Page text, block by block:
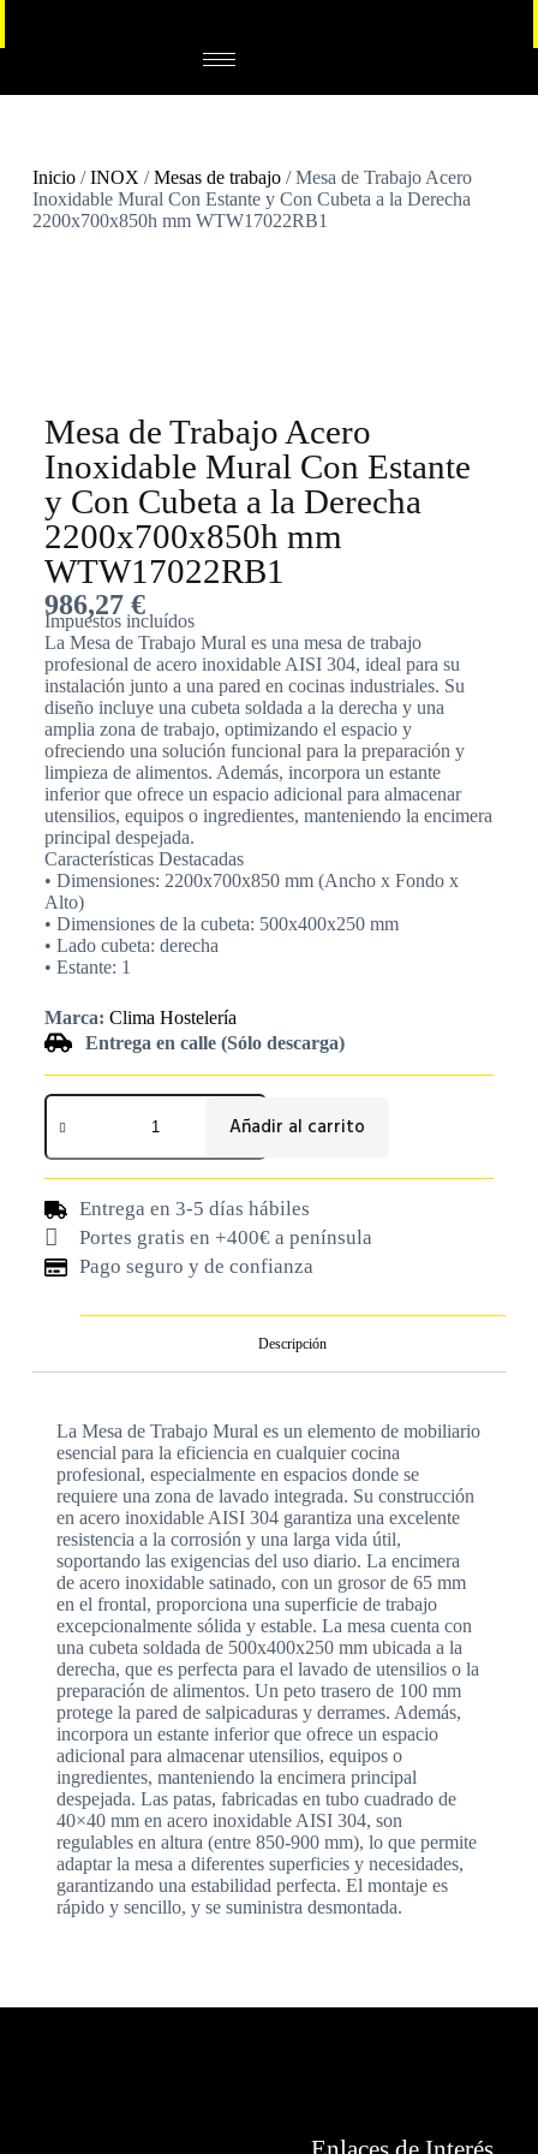
Inicio/INOX /Mesas de trabajo/ Mesa de Trabajo Acero
Inoxidable Mural Con Estante y Con Cubeta a la Derecha
2200x700x850h mm WTW17022RB1
Mesa de Trabajo Acero
Inoxidable Mural Con Estante
y Con Cubeta a la Derecha
2200x700x850h mm
WTW17022RB1
986,27 €
Impuestos incluídos
La Mesa de Trabajo Mural es una mesa de trabajo
profesional de acero inoxidable AISI 304, ideal para su
instalación junto a una pared en cocinas industriales. Su
diseño incluye una cubeta soldada a la derecha y una
amplia zona de trabajo, optimizando el espacio y
ofreciendo una solución funcional para la preparación y
limpieza de alimentos. Además, incorpora un estante
inferior que ofrece un espacio adicional para almacenar
utensilios, equipos o ingredientes, manteniendo la encimera
principal despejada.
Características Destacadas
• Dimensiones: 2200x700x850 mm (Ancho x Fondo x
Alto)
• Dimensiones de la cubeta: 500x400x250 mm
• Lado cubeta: derecha
• Estante: 1
Marca: Clima Hostelería
Entrega en calle (Sólo descarga)
Añadir al carrito
Entrega en 3-5 días hábiles
Portes gratis en +400€ a península
Pago seguro y de confianza
Descripción
La Mesa de Trabajo Mural es un elemento de mobiliario
esencial para la eficiencia en cualquier cocina
profesional, especialmente en espacios donde se
requiere una zona de lavado integrada. Su construcción
en acero inoxidable AISI 304 garantiza una excelente
resistencia a la corrosión y una larga vida útil,
soportando las exigencias del uso diario. La encimera
de acero inoxidable satinado, con un grosor de 65 mm
en el frontal, proporciona una superficie de trabajo
excepcionalmente sólida y estable. La mesa cuenta con
una cubeta soldada de 500x400x250 mm ubicada a la
derecha, que es perfecta para el lavado de utensilios o la
preparación de alimentos. Un peto trasero de 100 mm
protege la pared de salpicaduras y derrames. Además,
incorpora un estante inferior que ofrece un espacio
adicional para almacenar utensilios, equipos o
ingredientes, manteniendo la encimera principal
despejada. Las patas, fabricadas en tubo cuadrado de
40×40 mm en acero inoxidable AISI 304, son
regulables en altura (entre 850-900 mm), lo que permite
adaptar la mesa a diferentes superficies y necesidades,
garantizando una estabilidad perfecta. El montaje es
rápido y sencillo, y se suministra desmontada.